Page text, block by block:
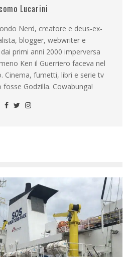
Lucarini
Nerd, creatore e deus-ex-
blogger, webwriter e
primi anni 2000 imperversa
Ken il Guerriero faceva nel
Cinema, fumetti, libri e serie tv
Godzilla. Cowabunga!